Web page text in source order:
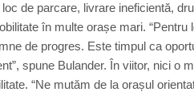
de parcare, livrare ineficientă,
în multe orașe mari.
de progres. Este timpul ca
spune Bulander. În viitor, nici o
“Ne mutăm de la orașul